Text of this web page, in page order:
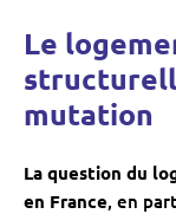
Le
mutation
La question du
en France, en